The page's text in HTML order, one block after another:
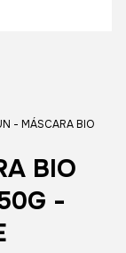
- MÁSCARA BIO
BIO
-